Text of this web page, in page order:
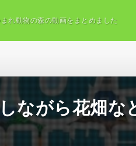
れ動物の森の動画をまとめました
しながら花畑